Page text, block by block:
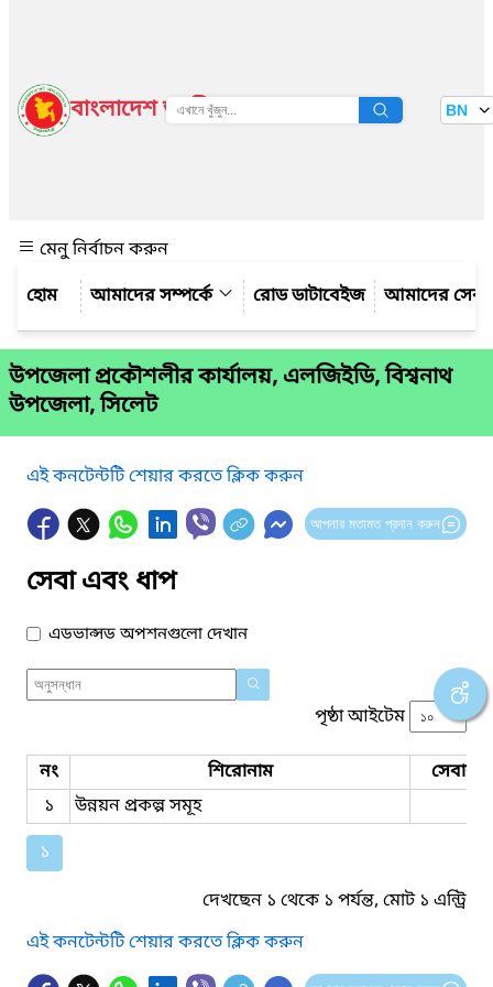
বাংলাদেশ জাতীয় তথ্য বাতায়ন BN
মেনু নির্বাচন করুন
আমাদের সম্পর্কে
রোড ডাটাবেইজ আমাদের সেবা
উপজেলা প্রকৌশলীর কার্যালয়, এলজিইডি, বিশ্বনাথ
উপজেলা, সিলেট
এই কনটেন্টটি শেয়ার করতে ক্লিক করুন
আপনার মতামত প্রদান করুন
সেবা এবং ধাপ
এডভান্সড অপশনগুলো দেখান
পৃষ্ঠা আইটেম
নং শিরোনাম
সেবার
১
উন্নয়ন প্রকল্প সমূহ
১
দেখছেন ১ থেকে ১ পর্যন্ত, মোট ১ এন্ট্রি
এই কনটেন্টটি শেয়ার করতে ক্লিক করুন